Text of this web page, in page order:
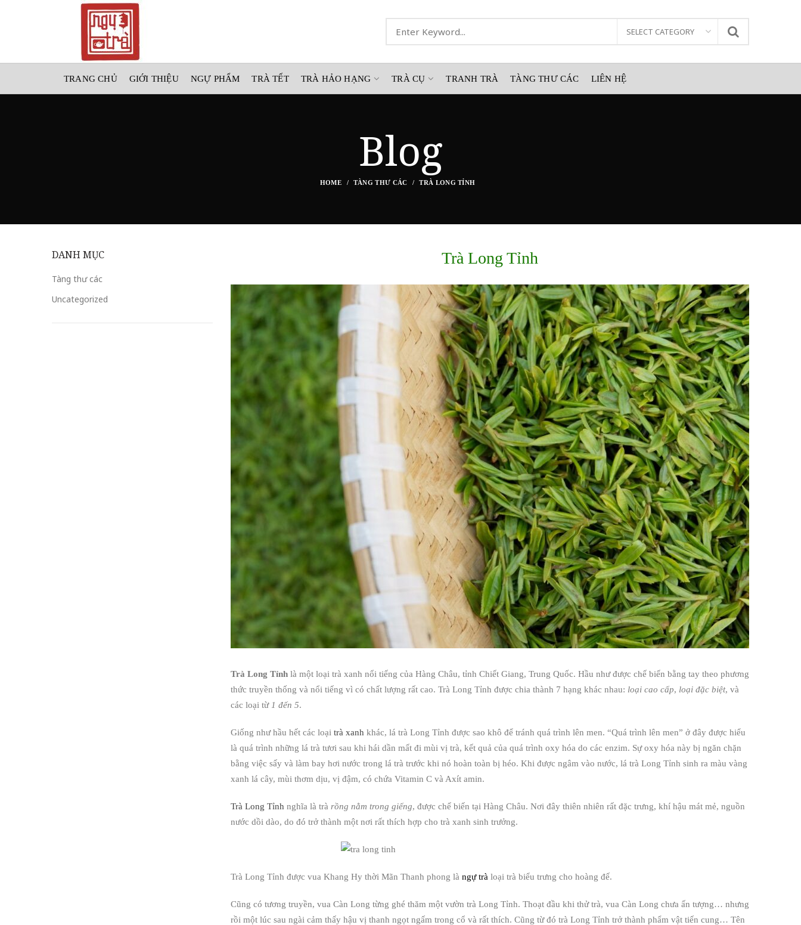
TRANG CHỦ GIỚI THIỆU NGỰ PHẨM TRÀ TẾT TRÀ HẢO HẠNG TRÀ CỤ TRANH TRÀ TÀNG THƯ CÁC LIÊN HỆ
Blog
HOME TÀNG THƯ CÁC TRÀ LONG TỈNH
Trà Long Tỉnh
Trà Long Tỉnh là một loại trà xanh nổi tiếng của Hàng Châu, tỉnh Chiết Giang, Trung Quốc. Hầu như được chế biến bằng tay theo phương
thức truyền thống và nổi tiếng vì có chất lượng rất cao. Trà Long Tỉnh được chia thành 7 hạng khác nhau: loại cao cấp, loại đặc biệt, và
các loại từ 1 đến 5.
Giống như hầu hết các loại trà xanh khác, lá trà Long Tỉnh được sao khô để tránh quá trình lên men. “Quá trình lên men” ở đây được hiểu
là quá trình những lá trà tươi sau khi hái dần mất đi mùi vị trà, kết quả của quá trình oxy hóa do các enzim. Sự oxy hóa này bị ngăn chặn
bằng việc sấy và làm bay hơi nước trong lá trà trước khi nó hoàn toàn bị héo. Khi được ngâm vào nước, lá trà Long Tỉnh sinh ra màu vàng
xanh lá cây, mùi thơm dịu, vị đậm, có chứa Vitamin C và Axít amin.
Trà Long Tỉnh nghĩa là trà rồng nằm trong giếng, được chế biến tại Hàng Châu. Nơi đây thiên nhiên rất đặc trưng, khí hậu mát mẻ, nguồn
nước dồi dào, do đó trở thành một nơi rất thích hợp cho trà xanh sinh trưởng.
Trà Long Tỉnh được vua Khang Hy thời Mãn Thanh phong là ngự trà loại trà biểu trưng cho hoàng đế.
Cũng có tương truyền, vua Càn Long từng ghé thăm một vườn trà Long Tỉnh. Thoạt đầu khi thử trà, vua Càn Long chưa ấn tượng… nhưng
rồi một lúc sau ngài cảm thấy hậu vị thanh ngọt ngấm trong cổ và rất thích. Cũng từ đó trà Long Tỉnh trở thành phẩm vật tiến cung… Tên
DANH MỤC
Tàng thư các
Uncategorized